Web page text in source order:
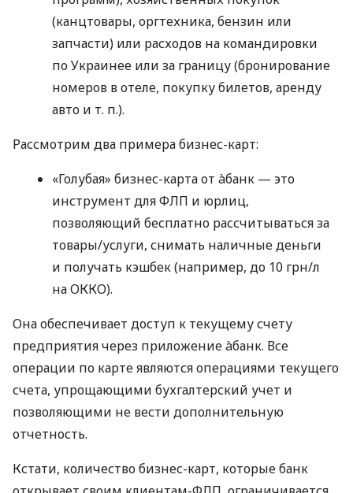
(канцтовары, оргтехника, бензин или
запчасти) или расходов на командировки
по Украинее или за границу (бронирование
номеров в отеле, покупку билетов, аренду
авто и т. п.).
Рассмотрим два примера бизнес-карт:
«Голубая» бизнес-карта от àбанк — это
инструмент для ФЛП и юрлиц,
позволяющий бесплатно рассчитываться за
товары/услуги, снимать наличные деньги
и получать кэшбек (например, до 10 грн/л
на ОККО).
Она обеспечивает доступ к текущему счету
предприятия через приложение àбанк. Все
операции по карте являются операциями текущего
счета, упрощающими бухгалтерский учет и
позволяющими не вести дополнительную
отчетность.
Кстати, количество бизнес-карт, которые банк